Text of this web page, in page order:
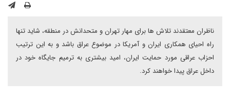
ناظران معتقدند تلاش ها برای مهار تهران و متحدانش در منطقه، شاید تنها
راه احیای همکاری ایران و آمریکا در موضوع عراق باشد و به این ترتیب
احزاب عراقی مورد حمایت ایران، امید بیشتری به ترمیم جایگاه خود در
داخل عراق پیدا خواهند کرد.